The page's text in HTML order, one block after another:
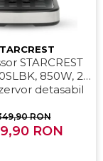
STARCREST
850W, 20
detasabil
din inox,
Inox
RON
RON